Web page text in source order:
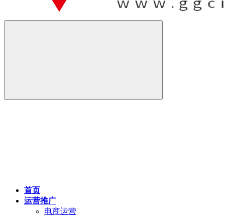
首页
运营推广
电商运营